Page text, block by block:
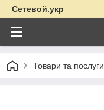
Сетевой.укр
Товари та послуги